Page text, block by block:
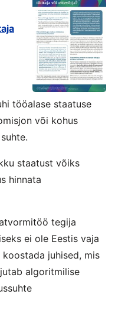
tööalase staatuse
või kohus
staatust võiks
hinnata
tegija
ei ole Eestis vaja
juhised, mis
algoritmilise